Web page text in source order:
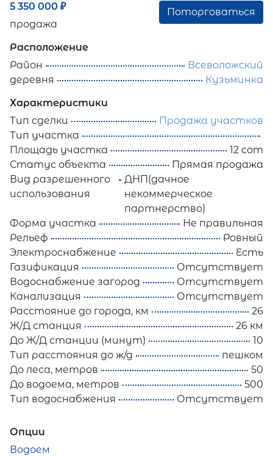
5 350 000 ₽
продажа
Поторговаться
Расположение
Район
Всеволожский
деревня
Кузьминка
Характеристики
Тип сделки
Продажа участков
Тип участка
Площадь участка
12 сот
Статус объекта
Прямая продажа
Вид разрешенного
использования
ДНП(дачное
некоммерческое
партнерство)
Форма участка
Не правильная
Рельеф
Ровный
Электроснабжение
Есть
Газификация
Отсутствует
Водоснабжение загород
Отсутствует
Канализация
Отсутствует
Расстояние до города, км
26
Ж/Д станция
26 км
До Ж/Д станции (минут)
10
Тип расстояния до ж/д
пешком
До леса, метров
50
До водоема, метров
500
Тип водоснабжения
Отсутствует
Опции
Водоем